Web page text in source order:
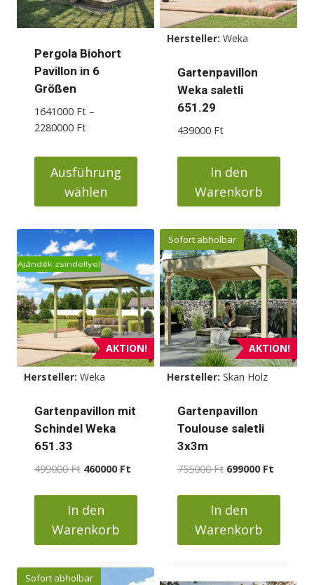
Optionen
können
auf
der
Produktseite
gewählt
werden
Optionen
können
auf
der
Produktseite
gewählt
werden
Pergola Biohort
Pavillon in 6
Größen
1641000 Ft –
2280000 FtPreisspanne:
bis
2280000 Ft
Ausführung
wählen
Produkt
weist
mehrere
Varianten
auf.
Die
Optionen
können
auf
der
Produktseite
gewählt
werden
Hersteller: Weka
Gartenpavillon
Weka saletli
651.29
439000 Ft
In den
Warenkorb
Ajándék zsindellyel
AKTION!
Hersteller: Weka
Gartenpavillon mit
Schindel Weka
651.33
499000Ft Ursprünglicher
war:
499000 Ft
460000 FtAktueller
ist:
In den
Warenkorb
AKTION!
Sofort abholbar
Hersteller: Skan Holz
Gartenpavillon
Toulouse saletli
3x3m
755000Ft Ursprünglicher
war:
755000 Ft
699000 FtAktueller
ist:
In den
Warenkorb
Sofort abholbar